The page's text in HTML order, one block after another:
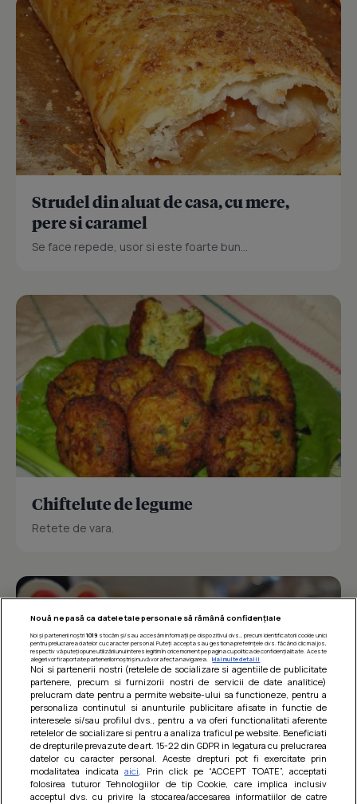
Strudel din aluat de casa, cu mere,
pere si caramel
Se face repede, usor si este foarte bun...
Chiftelute de legume
Retete de vara.
Barcute din vinete cu arpagic rosu
Nouă ne pasă ca datele tale personale să rămână confidențiale
Noi și partenerii noștri 1019stocăm și/sau accesăm informații pe dispozitivul dvs., precum identificatorii cookie unici
pentru prelucrarea datelor cu caracter personal. Puteți accepta sau gestiona preferințele dvs. făcând clic mai jos,
respectiv vă puteți opune utilizării unui interes legitim în orice moment pe pagina cu politica de confidențialitate. Aceste
alegeri vor fi raportate partenerilor noștri și nu vă vor afecta navigarea.
Mai multe detalii
Noi si partenerii nostri (retelele de socializare si agentiile de publicitate
partenere, precum si furnizorii nostri de servicii de date analitice)
prelucram date pentru a permite website-ului sa functioneze, pentru a
personaliza continutul si anunturile publicitare afisate in functie de
interesele si/sau profilul dvs., pentru a va oferi functionalitati aferente
retelelor de socializare si pentru a analiza traficul pe website. Beneficiati
de drepturile prevazute de art. 15-22 din GDPR in legatura cu prelucrarea
datelor cu caracter personal. Aceste drepturi pot fi exercitate prin
modalitatea indicataaici . Prin click pe “ACCEPT TOATE”, acceptati
folosirea tuturor Tehnologiilor de tip Cookie, care implica inclusiv
acceptul dvs. cu privire la stocarea/accesarea informatiilor de catre